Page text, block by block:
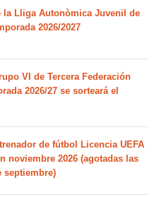
la Lliga Autonòmica Juvenil de
2026/2027
VI de Tercera Federación
2026/27 se sorteará el
de fútbol Licencia UEFA
noviembre 2026 (agotadas las
septiembre)